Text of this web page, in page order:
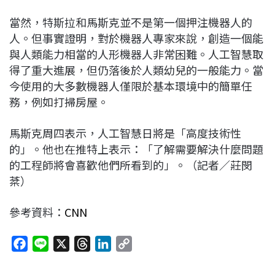
當然，特斯拉和馬斯克並不是第一個押注機器人的
人。但事實證明，對於機器人專家來說，創造一個能
與人類能力相當的人形機器人非常困難。人工智慧取
得了重大進展，但仍落後於人類幼兒的一般能力。當
今使用的大多數機器人僅限於基本環境中的簡單任
務，例如打掃房屋。
馬斯克周四表示，人工智慧日將是「高度技術性
的」。他也在推特上表示：「了解需要解決什麼問題
的工程師將會喜歡他們所看到的」。（記者／莊閔
棻）
參考資料： CNN